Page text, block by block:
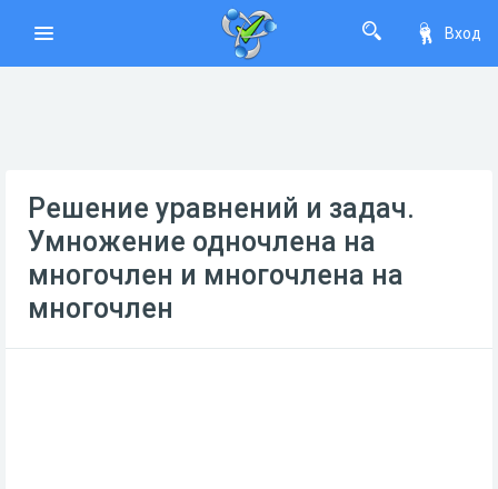
Вход
Решение уравнений и задач.
Умножение одночлена на
многочлен и многочлена на
многочлен